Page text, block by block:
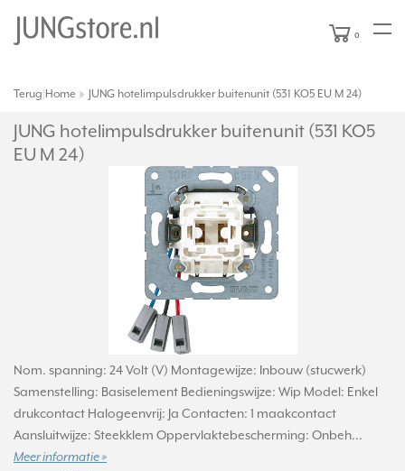
0
Terug Home JUNG hotelimpulsdrukker buitenunit (531 KO5 EU M 24)
JUNG hotelimpulsdrukker buitenunit (531 KO5
EU M 24)
Nom. spanning: 24 Volt (V) Montagewijze: Inbouw (stucwerk)
Samenstelling: Basiselement Bedieningswijze: Wip Model: Enkel
drukcontact Halogeenvrij: Ja Contacten: 1 maakcontact
Aansluitwijze: Steekklem Oppervlaktebescherming: Onbeh...
Meer informatie »